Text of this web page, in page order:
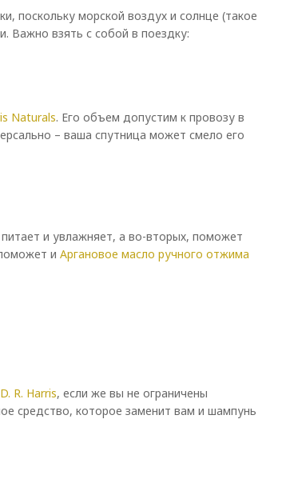
поскольку морской воздух и солнце (такое
Важно взять с собой в поездку:
Naturals. Его объем допустим к провозу в
– ваша спутница может смело его
и увлажняет, а во-вторых, поможет
и Аргановое масло ручного отжима
R. Harris, если же вы не ограничены
средство, которое заменит вам и шампунь